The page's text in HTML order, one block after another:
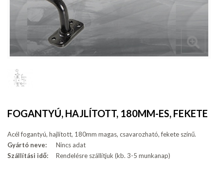
FOGANTYÚ, HAJLÍTOTT, 180MM-ES, FEKETE
Acél fogantyú, hajlított, 180mm magas, csavarozható, fekete színű.
Gyártó neve:
Nincs adat
Szállítási idő:
Rendelésre szállítjuk (kb. 3-5 munkanap)